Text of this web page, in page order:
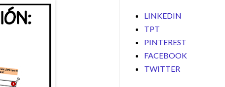
LINKEDIN
TPT
PINTEREST
FACEBOOK
TWITTER